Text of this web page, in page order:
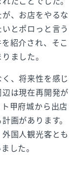
、お店をやるな
とポロっと言う
紹介され、そこ
ました。
、将来性を感じ
は現在再開発が
甲府城から出店
画があります。
国人観光客とも
した。